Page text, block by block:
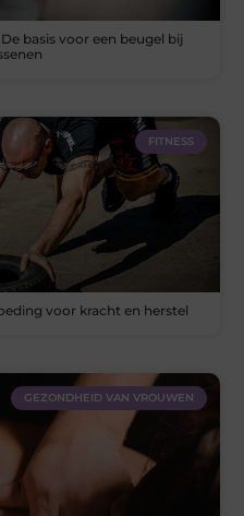
basis voor een beugel bij
FITNESS
voor kracht en herstel
GEZONDHEID VAN VROUWEN